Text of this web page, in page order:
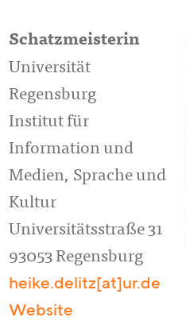
Schatzmeisterin
Universität
Regensburg
Institut für
Information und
Medien, Sprache und
Kultur
Universitätsstraße 31
93053 Regensburg
heike.delitz[at]ur.de
Website